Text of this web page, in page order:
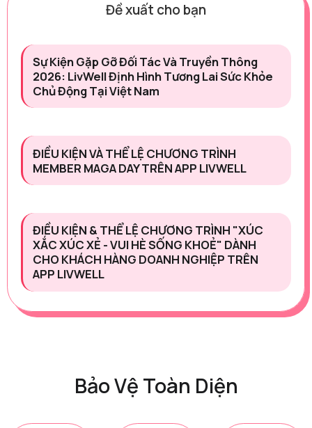
Đề xuất cho bạn
Sự Kiện Gặp Gỡ Đối Tác Và Truyền Thông
2026: LivWell Định Hình Tương Lai Sức Khỏe
Chủ Động Tại Việt Nam
ĐIỀU KIỆN VÀ THỂ LỆ CHƯƠNG TRÌNH
MEMBER MAGA DAY TRÊN APP LIVWELL
ĐIỀU KIỆN & THỂ LỆ CHƯƠNG TRÌNH "XÚC
XẮC XÚC XẺ - VUI HÈ SỐNG KHOẺ" DÀNH
CHO KHÁCH HÀNG DOANH NGHIỆP TRÊN
APP LIVWELL
Bảo Vệ Toàn Diện